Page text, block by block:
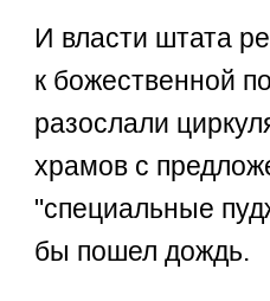
И власти штата
к божественной
разослали
храмов с
"специальные
бы пошел дождь.